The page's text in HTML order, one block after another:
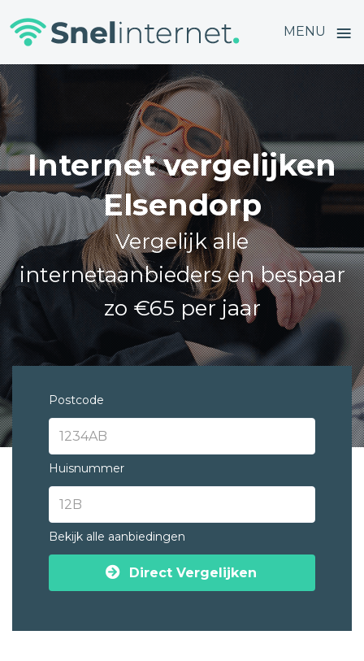
MENU ≡
Skip
to
content
Internet vergelijken
Elsendorp
Vergelijk alle
internetaanbieders en bespaar
zo €65 per jaar
Postcode
Huisnummer
Bekijk alle aanbiedingen
Direct Vergelijken